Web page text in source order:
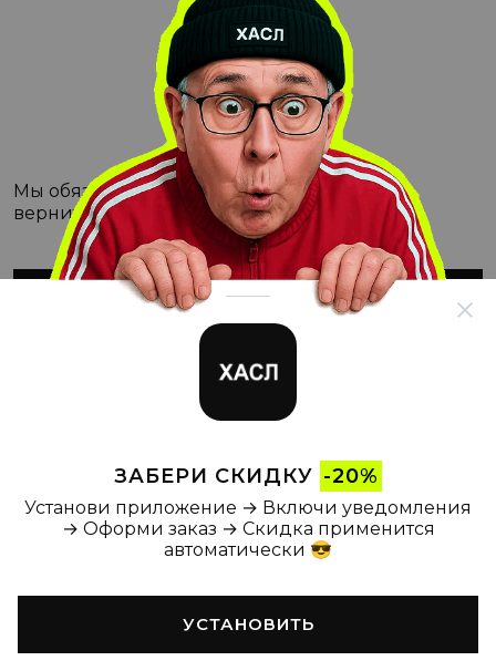
ЗАБЕРИ СКИДКУ -20%
Установи приложение → Включи уведомления
→ Оформи заказ → Скидка применится
автоматически 😎
УСТАНОВИТЬ
Мы обязательно с этим разберёмся, а пока
вернитесь на Главную
ВЕРНУТЬСЯ НА ГЛАВНУЮ
Главная Каталог Корзина Новости Профиль